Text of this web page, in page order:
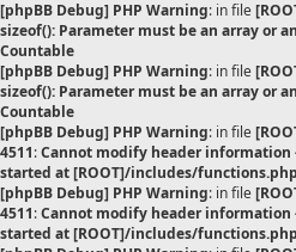
[phpBB Debug] PHP Warning: in file
sizeof(): Parameter must be an array or
Countable
[phpBB Debug] PHP Warning: in file
sizeof(): Parameter must be an array or
Countable
[phpBB Debug] PHP Warning: in file
4511:Cannot modify header
started at [ROOT]/includes/
[phpBB Debug] PHP Warning: in file
4511:Cannot modify header
started at [ROOT]/includes/